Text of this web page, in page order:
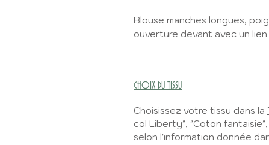
Blouse manches longues,
ouverture devant avec un lien
CHOIX DU TISSU
Choisissez votre tissu dans la
col Liberty", "Coton
selon l'information donnée